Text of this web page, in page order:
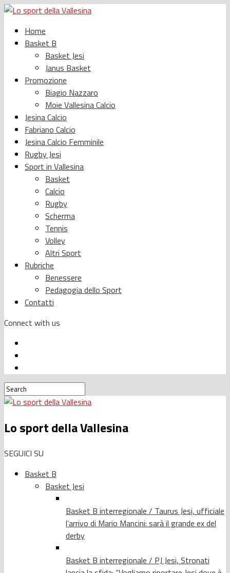
Home
Basket B
Basket Jesi
Janus Basket
Promozione
Biagio Nazzaro
Moie Vallesina Calcio
Jesina Calcio
Fabriano Calcio
Jesina Calcio Femminile
Rugby Jesi
Sport in Vallesina
Basket
Calcio
Rugby
Scherma
Tennis
Volley
Altri Sport
Rubriche
Benessere
Pedagogia dello Sport
Contatti
Connect with us
Lo sport della Vallesina
SEGUICI SU
Basket B
Basket Jesi
Basket B interregionale / Taurus Jesi, ufficiale
l’arrivo di Mario Mancini: sarà il grande ex del
derby
Basket B interregionale / PJ Jesi, Stronati